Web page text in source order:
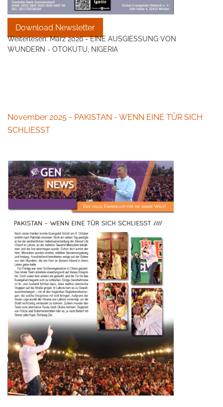
Download Newsletter
Weiterlesen: März 2026 - EINE AUSGIESSUNG VON
WUNDERN - OTOKUTU, NIGERIA
November 2025 - PAKISTAN - WENN EINE TÜR SICH
SCHLIESST